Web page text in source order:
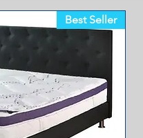
Best Seller